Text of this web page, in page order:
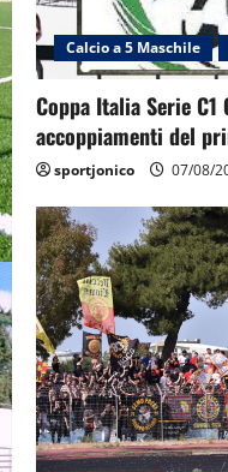
Calcio a 5 Maschile
Coppa Italia Serie
accoppiamenti del
sportjonico 07/08/